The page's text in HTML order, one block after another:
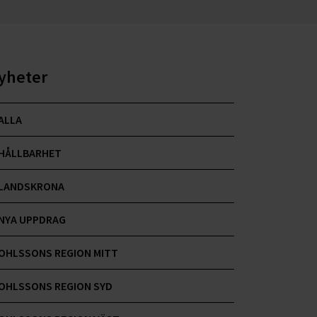
UPPDRAG
REGION MITT
REGION SYD